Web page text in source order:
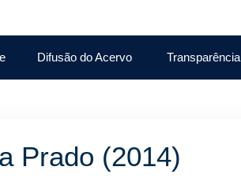
Difusão do Acervo Transparência
Prado (2014)